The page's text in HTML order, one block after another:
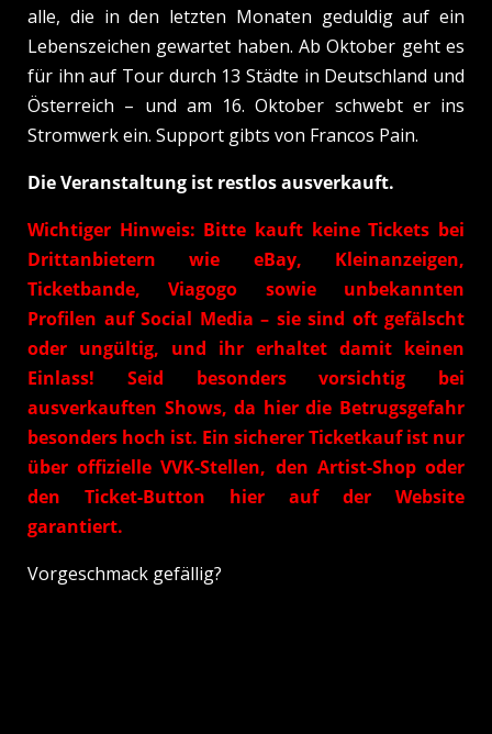
alle, die in den letzten Monaten geduldig auf ein
Lebenszeichen gewartet haben. Ab Oktober geht es
für ihn auf Tour durch 13 Städte in Deutschland und
Österreich – und am 16. Oktober schwebt er ins
Stromwerk ein. Support gibts von Francos Pain.
Die Veranstaltung ist restlos ausverkauft.
Wichtiger Hinweis: Bitte kauft keine Tickets bei
Drittanbietern wie eBay, Kleinanzeigen,
Ticketbande, Viagogo sowie unbekannten
Profilen auf Social Media – sie sind oft gefälscht
oder ungültig, und ihr erhaltet damit keinen
Einlass! Seid besonders vorsichtig bei
ausverkauften Shows, da hier die Betrugsgefahr
besonders hoch ist. Ein sicherer Ticketkauf ist nur
über offizielle VVK-Stellen, den Artist-Shop oder
den Ticket-Button hier auf der Website
garantiert.
Vorgeschmack gefällig?